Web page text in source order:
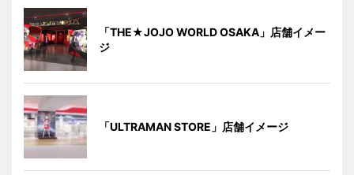
「THE★JOJO WORLD OSAKA」店舗イメー
ジ
「ULTRAMAN STORE」店舗イメージ